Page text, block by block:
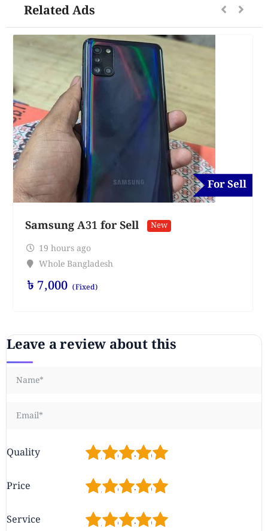
Related Ads
For Sell
Samsung A31 for Sell New
19 hours ago
Whole Bangladesh
৳ 7,000 (Fixed)
Leave a review about this
Quality 5
4
3
2
Price 5
4
3
2
Service 5
4
3
2